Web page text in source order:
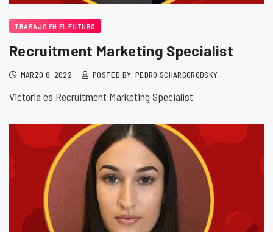
TRABAJO EN EL FUTURO
Recruitment Marketing Specialist
MARZO 6, 2022 POSTED BY: PEDRO SCHARGORODSKY
Victoria es Recruitment Marketing Specialist